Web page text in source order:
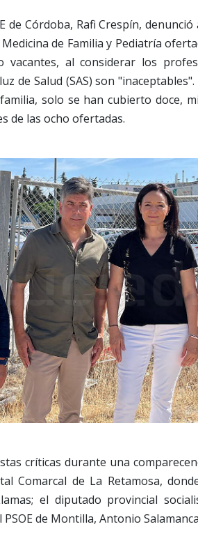
de Córdoba, Rafi Crespín,
de Familia y Pediatría
al considerar los
de Salud (SAS) son
solo se han cubierto doce,
de las ocho ofertadas.
críticas durante una
Comarcal de La Retamosa,
el diputado provincial
de Montilla, Antonio